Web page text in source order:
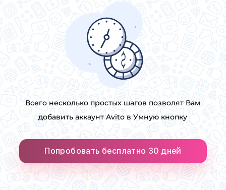
Всего несколько простых шагов позволят Вам
добавить аккаунт Avito в Умную кнопку
Попробовать бесплатно 30 дней